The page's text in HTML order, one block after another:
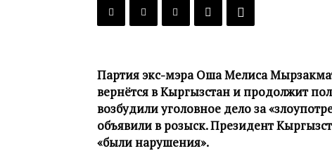
Кыргызстана
Партия экс-мэра Оша Мелиса
вернётся в Кыргызстан и продолжит
возбудили уголовное дело за
объявили в розыск. Президент
«были нарушения».